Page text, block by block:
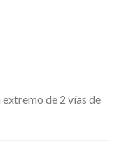
de 2 vías de